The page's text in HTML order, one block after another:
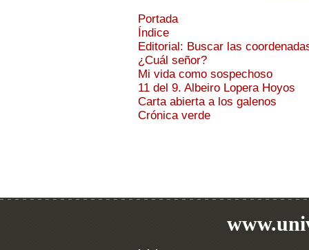
Portada
Índice
Editorial: Buscar las
¿Cuál señor?
Mi vida como sospechoso
11 del 9. Albeiro Lopera Hoyos
Carta abierta a los galenos
Crónica verde